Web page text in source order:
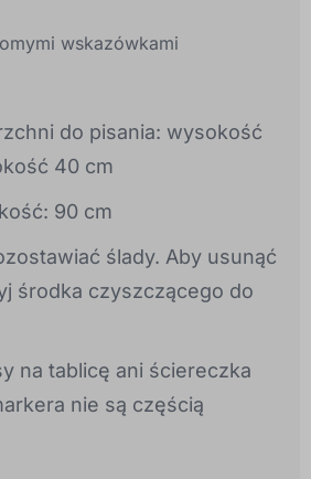
wskazówkami
do pisania: wysokość
40 cm
90 cm
ślady. Aby usunąć
środka czyszczącego do
na tablicę ani ściereczka
nie są częścią